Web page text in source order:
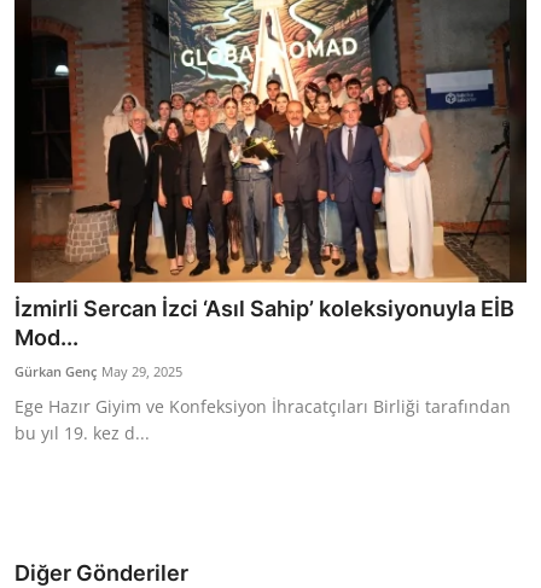
İzmirli Sercan İzci ‘Asıl Sahip’ koleksiyonuyla EİB
Mod...
Gürkan Genç May 29, 2025
Ege Hazır Giyim ve Konfeksiyon İhracatçıları Birliği tarafından
bu yıl 19. kez d...
Diğer Gönderiler